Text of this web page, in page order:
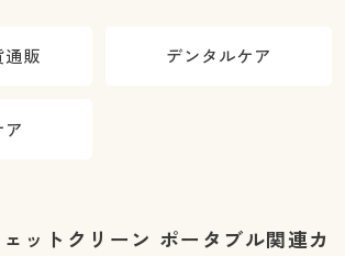
通販 デンタルケア
ットクリーン ポータブル関連カ